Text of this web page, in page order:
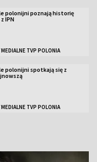
polonijni poznają historię
IPN
MEDIALNE TVP POLONIA
polonijni spotkają się z
MEDIALNE TVP POLONIA